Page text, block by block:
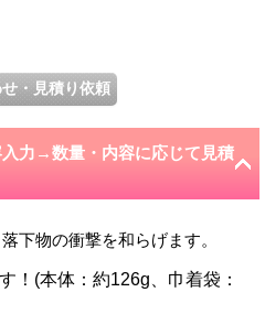
力→数量・内容に応じて見積
下物の衝撃を和らげます。
！(本体：約126g、巾着袋：